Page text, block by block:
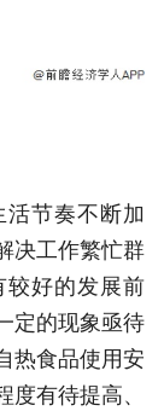
活节奏不断加
决工作繁忙群
较好的发展前
定的现象亟待
热食品使用安
有待提高、